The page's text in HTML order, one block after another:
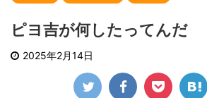
ピヨ吉が何したってんだ
2025年2月14日